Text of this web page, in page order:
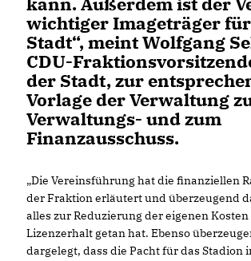
wichtiger Imageträger
Stadt“, meint Wolfgang
CDU-
der Stadt, zur
Vorlage der Verwaltung
Verwaltungs- und zum
Finanzausschuss.
Die Vereinsführung hat die finanziellen
der Fraktion erläutert und überzeugend
alles zur Reduzierung der eigenen
Lizenzerhalt getan hat. Ebenso
dargelegt, dass die Pacht für das Stadion